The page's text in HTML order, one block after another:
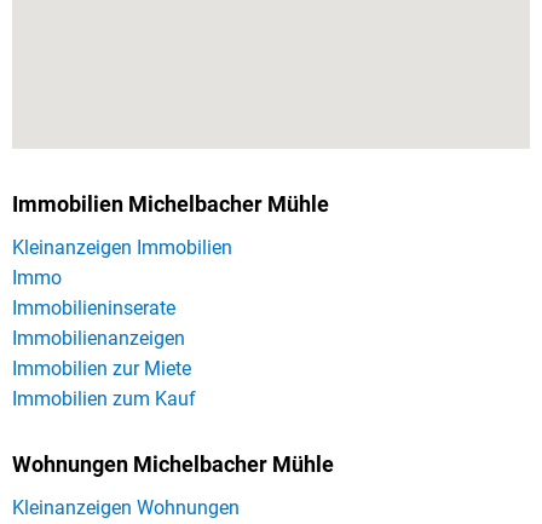
Immobilien Michelbacher Mühle
Kleinanzeigen Immobilien
Immo
Immobilieninserate
Immobilienanzeigen
Immobilien zur Miete
Immobilien zum Kauf
Wohnungen Michelbacher Mühle
Kleinanzeigen Wohnungen